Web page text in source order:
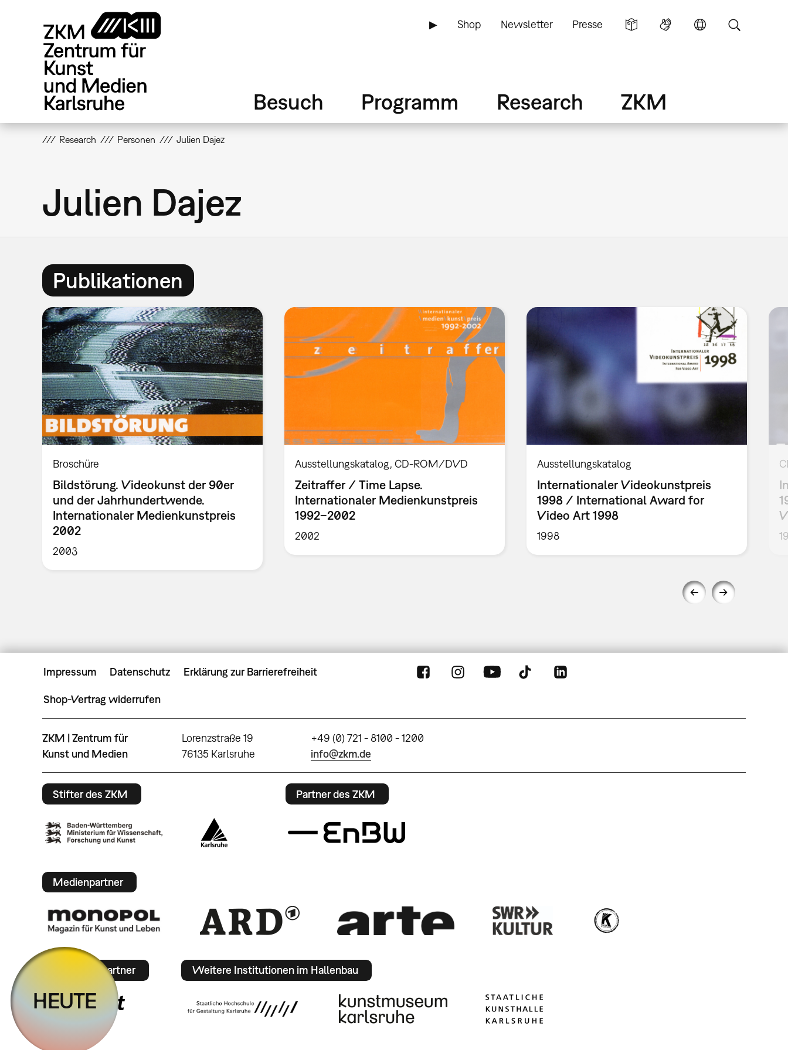
▶ Shop Newsletter Presse
Besuch Programm Research ZKM
Research Personen Julien Dajez
Julien Dajez
Publikationen
Broschüre
Bildstörung. Videokunst der 90er
und der Jahrhundertwende.
Internationaler Medienkunstpreis
2002
2003
Ausstellungskatalog CD-ROM/DVD
Zeitraffer / Time Lapse.
Internationaler Medienkunstpreis
1992–2002
2002
Ausstellungskatalog
Internationaler Videokunstpreis
1998 / International Award for
Video Art 1998
1998
Impressum Datenschutz Erklärung zur Barrierefreiheit
Shop-Vertrag widerrufen
ZKM | Zentrum für
Kunst und Medien
Lorenzstraße 19
76135 Karlsruhe
+49 (0) 721 - 8100 - 1200
info@zkm.de
Stifter des ZKM Partner des ZKM
Medienpartner
Mobilitätspartner Weitere Institutionen im Hallenbau
HEUTE